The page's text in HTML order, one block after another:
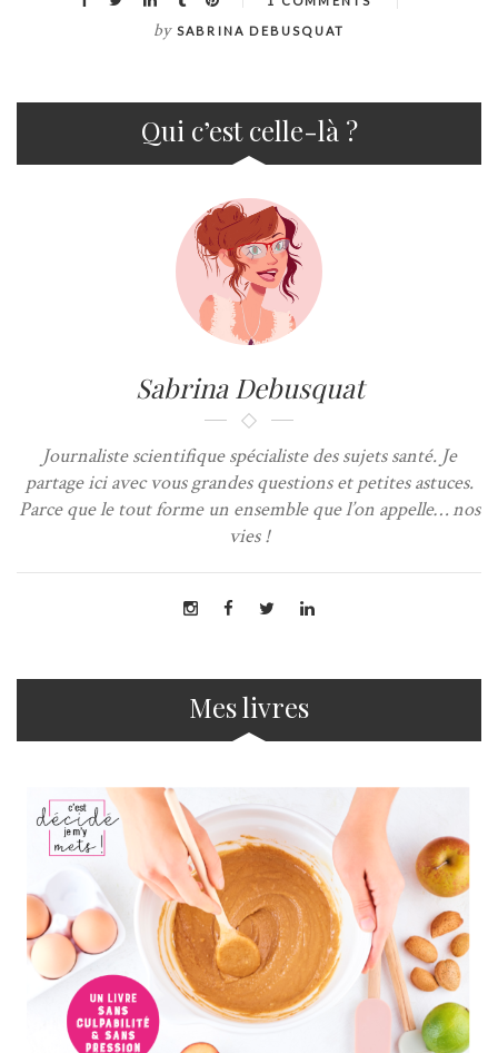
by SABRINA DEBUSQUAT
Qui c’est celle-là ?
Sabrina Debusquat
Journaliste scientifique spécialiste des sujets santé. Je
partage ici avec vous grandes questions et petites astuces.
Parce que le tout forme un ensemble que l’on appelle… nos
vies !
Mes livres